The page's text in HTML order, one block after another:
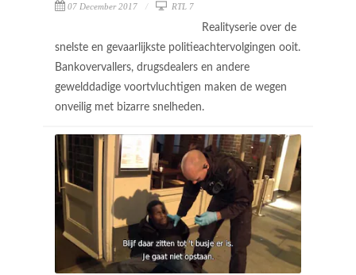
07 December 2017 RTL 7
Realityserie over de
snelste en gevaarlijkste politieachtervolgingen ooit.
Bankovervallers, drugsdealers en andere
gewelddadige voortvluchtigen maken de wegen
onveilig met bizarre snelheden.